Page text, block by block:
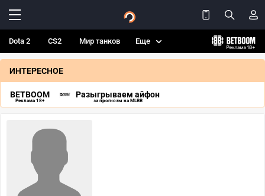
Dota 2 CS2 Мир танков Еще
ИНТЕРЕСНОЕ
BETBOOM
Реклама 18+
Разыгрываем айфон
за прогнозы на MLBB